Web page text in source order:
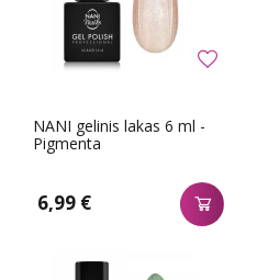
NANI gelinis lakas 6 ml -
Pigmenta
6,99 €